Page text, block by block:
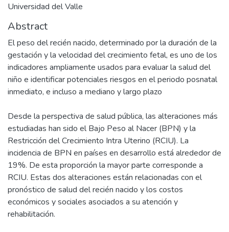
Universidad del Valle
Abstract
El peso del recién nacido, determinado por la duración de la
gestación y la velocidad del crecimiento fetal, es uno de los
indicadores ampliamente usados para evaluar la salud del
niño e identificar potenciales riesgos en el periodo posnatal
inmediato, e incluso a mediano y largo plazo
Desde la perspectiva de salud pública, las alteraciones más
estudiadas han sido el Bajo Peso al Nacer (BPN) y la
Restricción del Crecimiento Intra Uterino (RCIU). La
incidencia de BPN en países en desarrollo está alrededor de
19%. De esta proporción la mayor parte corresponde a
RCIU. Estas dos alteraciones están relacionadas con el
pronóstico de salud del recién nacido y los costos
económicos y sociales asociados a su atención y
rehabilitación.